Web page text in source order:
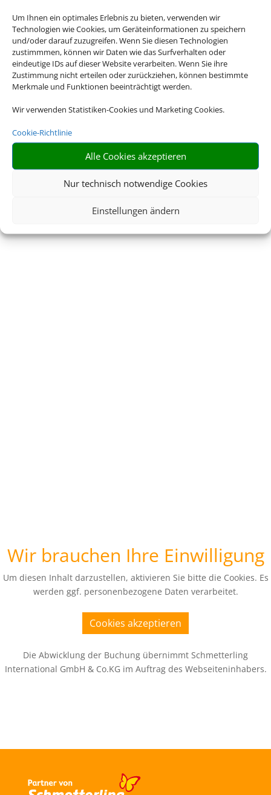
Um Ihnen ein optimales Erlebnis zu bieten, verwenden wir
Technologien wie Cookies, um Geräteinformationen zu speichern
und/oder darauf zuzugreifen. Wenn Sie diesen Technologien
zustimmmen, können wir Daten wie das Surfverhalten oder
eindeutige IDs auf dieser Website verarbeiten. Wenn Sie ihre
Zustimmung nicht erteilen oder zurückziehen, können bestimmte
Merkmale und Funktionen beeinträchtigt werden.
Wir verwenden Statistiken-Cookies und Marketing Cookies.
Cookie-Richtlinie
Alle Cookies akzeptieren
Nur technisch notwendige Cookies
Einstellungen ändern
Wir brauchen Ihre Einwilligung
Um diesen Inhalt darzustellen, aktivieren Sie bitte die Cookies. Es
werden ggf. personenbezogene Daten verarbeitet.
Cookies akzeptieren
Die Abwicklung der Buchung übernimmt Schmetterling
International GmbH & Co.KG im Auftrag des Webseiteninhabers.